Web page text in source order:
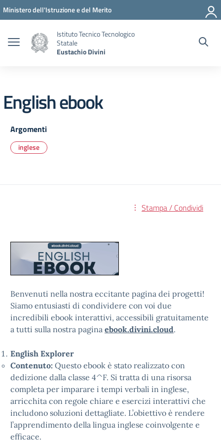
Vai ai contenuti
Vai al menu di navigazione
Vai al footer
Ministero dell'Istruzione e del Merito
Istituto Tecnico Tecnologico
Statale
Eustachio Divini
English ebook
Argomenti
inglese
Stampa / Condividi
Benvenuti nella nostra eccitante pagina dei progetti!
Siamo entusiasti di condividere con voi due
incredibili ebook interattivi, accessibili gratuitamente
a tutti sulla nostra pagina ebook.divini.cloud.
English Explorer
Contenuto: Questo ebook è stato realizzato con
dedizione dalla classe 4^F. Si tratta di una risorsa
completa per imparare i tempi verbali in inglese,
arricchita con regole chiare e esercizi interattivi che
includono soluzioni dettagliate. L’obiettivo è rendere
l’apprendimento della lingua inglese coinvolgente e
efficace.